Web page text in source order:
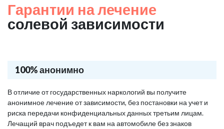
Гарантии на лечение
солевой зависимости
100% анонимно
В отличие от государственных наркологий вы получите
анонимное лечение от зависимости, без постановки на учет и
риска передачи конфиденциальных данных третьим лицам.
Лечащий врач подъедет к вам на автомобиле без знаков